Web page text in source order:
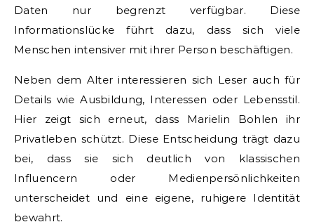
Daten nur begrenzt verfügbar. Diese
Informationslücke führt dazu, dass sich viele
Menschen intensiver mit ihrer Person beschäftigen.
Neben dem Alter interessieren sich Leser auch für
Details wie Ausbildung, Interessen oder Lebensstil.
Hier zeigt sich erneut, dass Marielin Bohlen ihr
Privatleben schützt. Diese Entscheidung trägt dazu
bei, dass sie sich deutlich von klassischen
Influencern oder Medienpersönlichkeiten
unterscheidet und eine eigene, ruhigere Identität
bewahrt.